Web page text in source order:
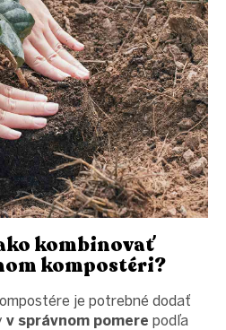
kombinovať
kompostéri?
je potrebné dodať
v správnom pomere podľa